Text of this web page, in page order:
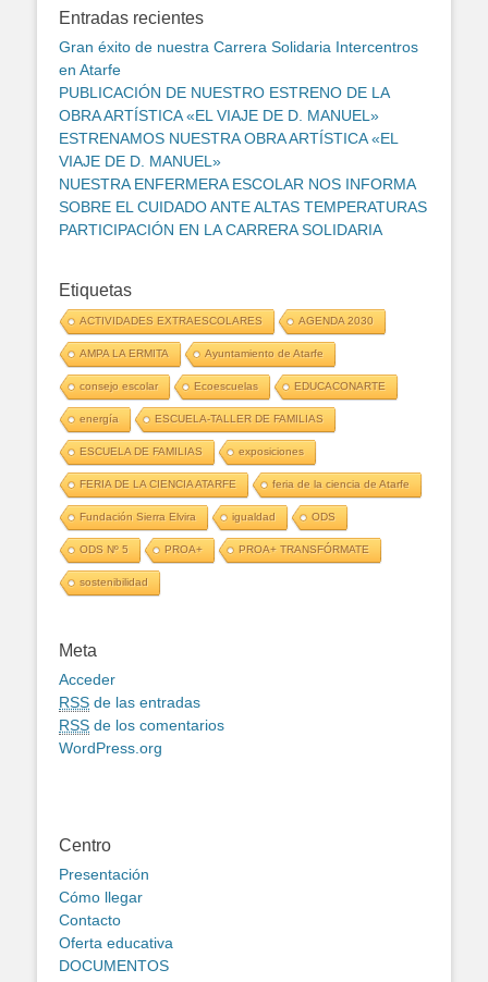
Entradas recientes
Gran éxito de nuestra Carrera Solidaria Intercentros
en Atarfe
PUBLICACIÓN DE NUESTRO ESTRENO DE LA
OBRA ARTÍSTICA «EL VIAJE DE D. MANUEL»
ESTRENAMOS NUESTRA OBRA ARTÍSTICA «EL
VIAJE DE D. MANUEL»
NUESTRA ENFERMERA ESCOLAR NOS INFORMA
SOBRE EL CUIDADO ANTE ALTAS TEMPERATURAS
PARTICIPACIÓN EN LA CARRERA SOLIDARIA
Etiquetas
ACTIVIDADES EXTRAESCOLARES AGENDA 2030
AMPA LA ERMITA Ayuntamiento de Atarfe
consejo escolar Ecoescuelas EDUCACONARTE
energía ESCUELA-TALLER DE FAMILIAS
ESCUELA DE FAMILIAS exposiciones
FERIA DE LA CIENCIA ATARFE feria de la ciencia de Atarfe
Fundación Sierra Elvira igualdad ODS
ODS Nº 5 PROA+ PROA+ TRANSFÓRMATE
sostenibilidad
Meta
Acceder
RSS de las entradas
RSS de los comentarios
WordPress.org
Centro
Presentación
Cómo llegar
Contacto
Oferta educativa
DOCUMENTOS